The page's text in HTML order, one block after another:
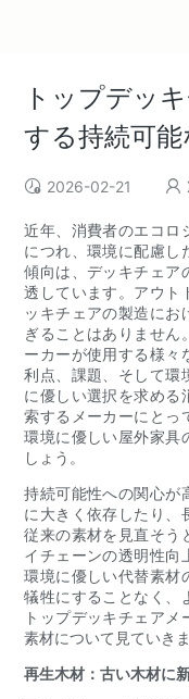
トップデッ
する持続可
2026-02-21
近年、消費者のエコロ
につれ、環境に配慮し
傾向は、デッキチェア
透しています。アウト
ッキチェアの製造にお
ぎることはありません
ーカーが使用する様々
利点、課題、そして環
に優しい選択を求める
索するメーカーにとっ
環境に優しい屋外家具
しょう。
持続可能性への関心が
に大きく依存したり、
従来の素材を見直そう
イチェーンの透明性向
環境に優しい代替素材
犠牲にすることなく、
トップデッキチェア
素材について見ていきま
再生木材：古い木材に